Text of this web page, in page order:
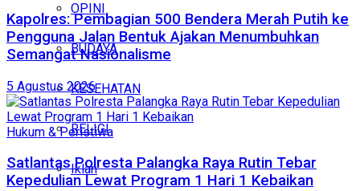
OPINI
BUDAYA
KESEHATAN
RELIGI
Iklan
Kapolres: Pembagian 500 Bendera Merah Putih ke
Pengguna Jalan Bentuk Ajakan Menumbuhkan
Semangat Nasionalisme
5 Agustus 2026
Hukum & Peristiwa
Satlantas Polresta Palangka Raya Rutin Tebar
Kepedulian Lewat Program 1 Hari 1 Kebaikan